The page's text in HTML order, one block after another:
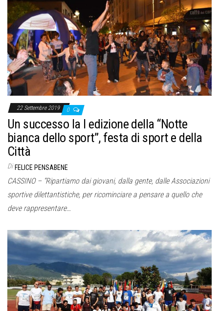
22 Settembre 2019 0
Un successo la I edizione della “Notte
bianca dello sport”, festa di sport e della
Città
Di FELICE PENSABENE
CASSINO – “Ripartiamo dai giovani, dalla gente, dalle Associazioni
sportive dilettantistiche, per ricominciare a pensare a quello che
deve rappresentare…